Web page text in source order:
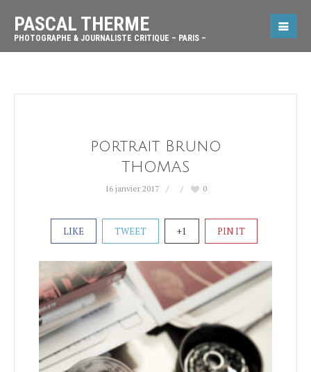
PASCAL THERME
PHOTOGRAPHE & JOURNALISTE CRITIQUE – PARIS –
portrait Bruno
THOMAS
16 janvier 2017 0
LIKE TWEET +1 PIN IT